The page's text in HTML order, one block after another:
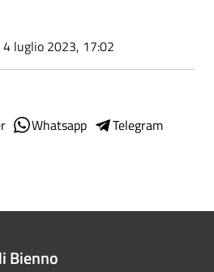
4 luglio 2023, 17:02
Whatsapp
Telegram
Bienno